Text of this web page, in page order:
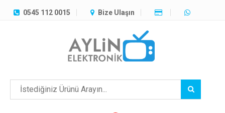
0545 112 0015 Bize Ulaşın
TÜM